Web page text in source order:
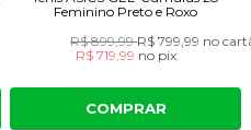
Feminino Preto e Roxo
R$ 899,99R$ 799,99 no
R$ 719,99 no pix
COMPRAR